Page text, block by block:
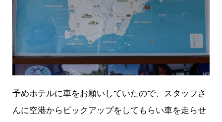
予めホテルに車をお願いしていたので、スタッフさ
んに空港からピックアップをしてもらい車を走らせ